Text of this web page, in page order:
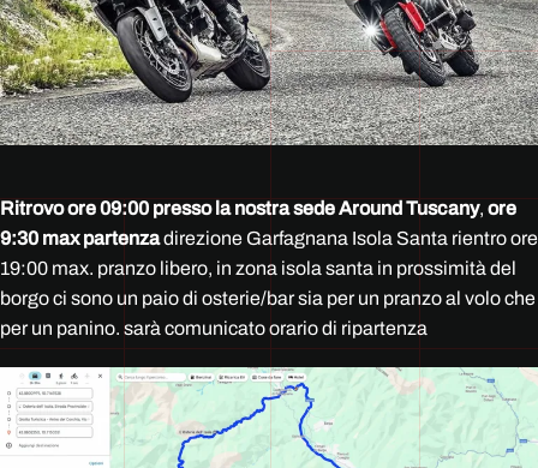
Ritrovo ore 09:00 presso la nostra sede Around Tuscany, ore
9:30 max partenzadirezione Garfagnana Isola Santa rientro ore
19:00 max. pranzo libero, in zona isola santa in prossimità del
borgo ci sono un paio di osterie/bar sia per un pranzo al volo che
per un panino. sarà comunicato orario di ripartenza